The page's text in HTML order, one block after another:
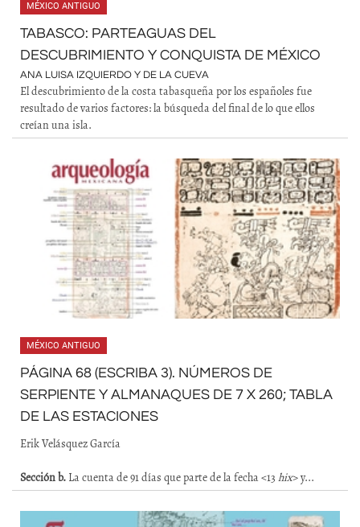
MÉXICO ANTIGUO
TABASCO: PARTEAGUAS DEL
DESCUBRIMIENTO Y CONQUISTA DE MÉXICO
ANA LUISA IZQUIERDO Y DE LA CUEVA
El descubrimiento de la costa tabasqueña por los españoles fue
resultado de varios factores: la búsqueda del final de lo que ellos
creían una isla.
MÉXICO ANTIGUO
PÁGINA 68 (ESCRIBA 3). NÚMEROS DE
SERPIENTE Y ALMANAQUES DE 7 X 260; TABLA
DE LAS ESTACIONES
Erik Velásquez García
Sección b. La cuenta de 91 días que parte de la fecha <13 hix> y...